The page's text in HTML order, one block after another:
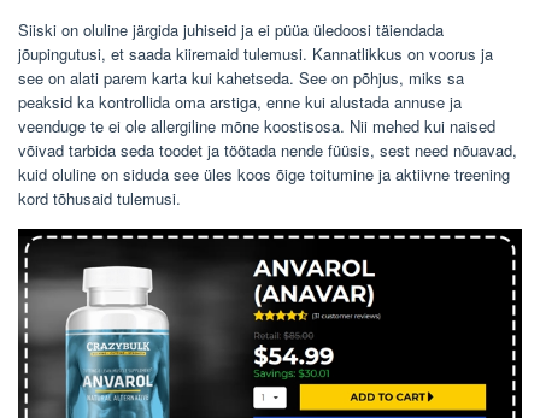
Siiski on oluline järgida juhiseid ja ei püüa üledoosi täiendada
jõupingutusi, et saada kiiremaid tulemusi. Kannatlikkus on voorus ja
see on alati parem karta kui kahetseda. See on põhjus, miks sa
peaksid ka kontrollida oma arstiga, enne kui alustada annuse ja
veenduge te ei ole allergiline mõne koostisosa. Nii mehed kui naised
võivad tarbida seda toodet ja töötada nende füüsis, sest need nõuavad,
kuid oluline on siduda see üles koos õige toitumine ja aktiivne treening
kord tõhusaid tulemusi.